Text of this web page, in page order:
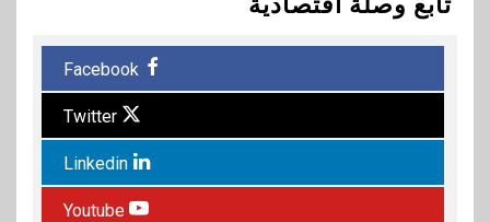
Facebook
Twitter
Linkedin
Youtube